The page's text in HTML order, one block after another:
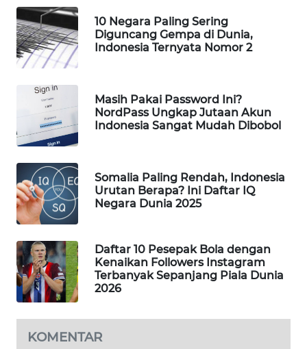
10 Negara Paling Sering
Diguncang Gempa di Dunia,
Indonesia Ternyata Nomor 2
Masih Pakai Password Ini?
NordPass Ungkap Jutaan Akun
Indonesia Sangat Mudah Dibobol
Somalia Paling Rendah, Indonesia
Urutan Berapa? Ini Daftar IQ
Negara Dunia 2025
Daftar 10 Pesepak Bola dengan
Kenaikan Followers Instagram
Terbanyak Sepanjang Piala Dunia
2026
KOMENTAR
MAWAKA
ID
MARTABAT
PLN
WATCH
MKLI
LPKKI
KOPEKLIN
PORTAL
KONSUMEN